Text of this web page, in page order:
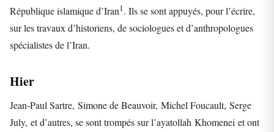
République islamique d’Iran1. Ils se sont appuyés, pour l’écrire,
sur les travaux d’historiens, de sociologues et d’anthropologues
spécialistes de l’Iran.
Hier
Jean-Paul Sartre, Simone de Beauvoir, Michel Foucault, Serge
July, et d’autres, se sont trompés sur l’ayatollah Khomenei et ont